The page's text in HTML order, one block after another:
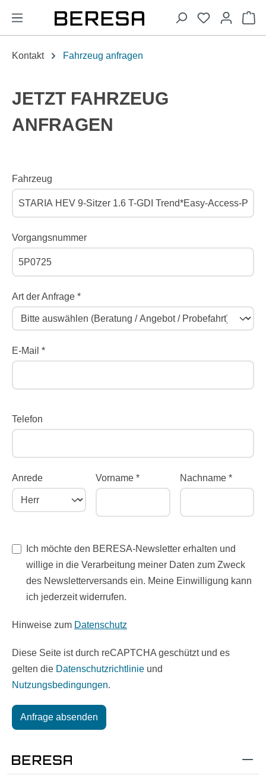
springen
Kontakt Fahrzeug anfragen
JETZT FAHRZEUG
ANFRAGEN
Fahrzeug
Vorgangsnummer
Art der Anfrage *
E-Mail *
Telefon
Anrede Vorname * Nachname *
Ich möchte den BERESA-Newsletter erhalten und
willige in die Verarbeitung meiner Daten zum Zweck
des Newsletterversands ein. Meine Einwilligung kann
ich jederzeit widerrufen.
Hinweise zum Datenschutz
Diese Seite ist durch reCAPTCHA geschützt und es
gelten die Datenschutzrichtlinie und
Nutzungsbedingungen.
Anfrage absenden